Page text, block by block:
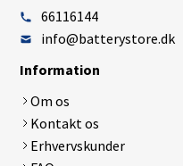
66116144
info@batterystore.dk
Information
Om os
Kontakt os
Erhvervskunder